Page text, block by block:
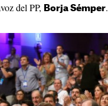
del PP, Borja Sémper.